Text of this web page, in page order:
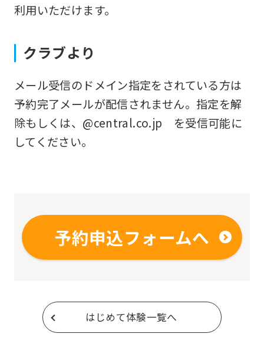
利用いただけます。
クラブより
メール受信のドメイン指定をされている方は
予約完了メールが配信されません。指定を解
除もしくは、@central.co.jp を受信可能に
してください。
予約申込フォームへ
はじめて体験一覧へ
before
using
the